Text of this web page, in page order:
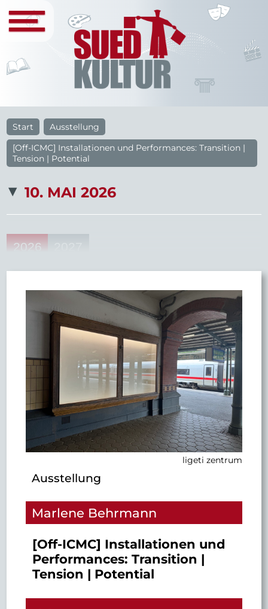
Start
Ausstellung
[Off-ICMC] Installationen und Performances: Transition |
Tension | Potential
10. MAI 2026
2026
Okt Nov Dez
ligeti zentrum
Ausstellung
Marlene Behrmann
[Off-ICMC] Installationen und
Performances: Transition |
Tension | Potential